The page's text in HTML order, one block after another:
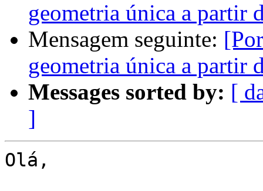
geometria única a partir
Mensagem seguinte:
geometria única a partir
Messages sorted by: [
]
Olá,